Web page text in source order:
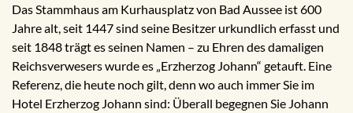
Das Stammhaus am Kurhausplatz von Bad Aussee ist 600
Jahre alt, seit 1447 sind seine Besitzer urkundlich erfasst und
seit 1848 trägt es seinen Namen – zu Ehren des damaligen
Reichsverwesers wurde es „Erzherzog Johann“ getauft. Eine
Referenz, die heute noch gilt, denn wo auch immer Sie im
Hotel Erzherzog Johann sind: Überall begegnen Sie Johann